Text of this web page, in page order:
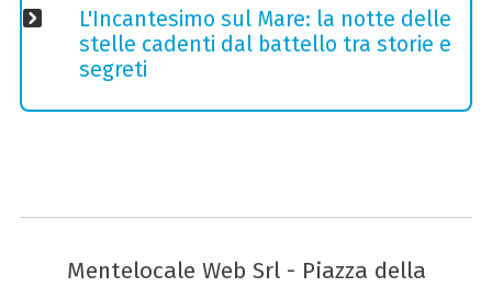
L'Incantesimo sul Mare: la notte delle
stelle cadenti dal battello tra storie e
segreti
Mentelocale Web Srl - Piazza della